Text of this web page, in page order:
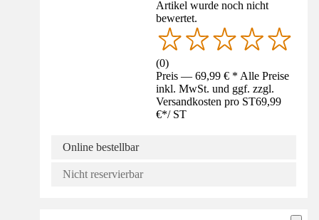
Artikel wurde noch nicht
bewertet.
(0)
Preis — 69,99 € * Alle Preise
inkl. MwSt. und ggf. zzgl.
Versandkosten pro ST69,99
€*/ ST
Online bestellbar
Nicht reservierbar